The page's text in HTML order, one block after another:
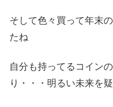
そして色々買って年末
たね
自分も持ってるコイン
り・・・明るい未来を